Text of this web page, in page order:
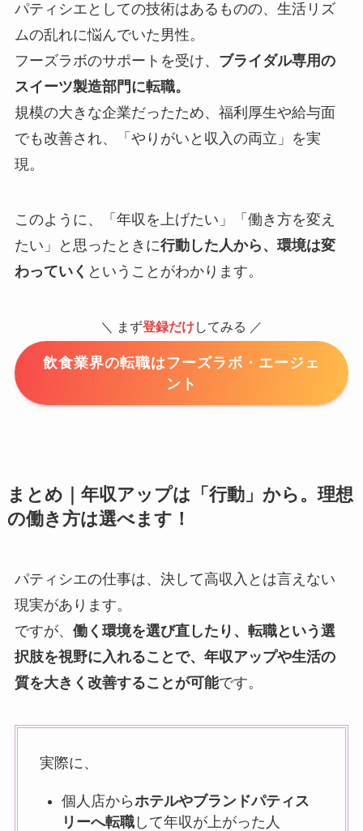
パティシエとしての技術はあるものの、生活リズ
ムの乱れに悩んでいた男性。
フーズラボのサポートを受け、 ブライダル専用の
スイーツ製造部門に転職。
規模の大きな企業だったため、福利厚生や給与面
でも改善され、「やりがいと収入の両立」を実
現。
このように、「年収を上げたい」「働き方を変え
たい」と思ったときに行動した人から、環境は変
わっていく ということがわかります。
＼ まず登録だけしてみる ／
飲食業界の転職はフーズラボ・エージェ
ント
まとめ｜年収アップは「行動」から。理想
の働き方は選べます！
パティシエの仕事は、決して高収入とは言えない
現実があります。
ですが、 働く環境を選び直したり、転職という選
択肢を視野に入れることで、年収アップや生活の
質を大きく改善することが可能です。
実際に、
個人店からホテルやブランドパティス
リーへ転職して年収が上がった人